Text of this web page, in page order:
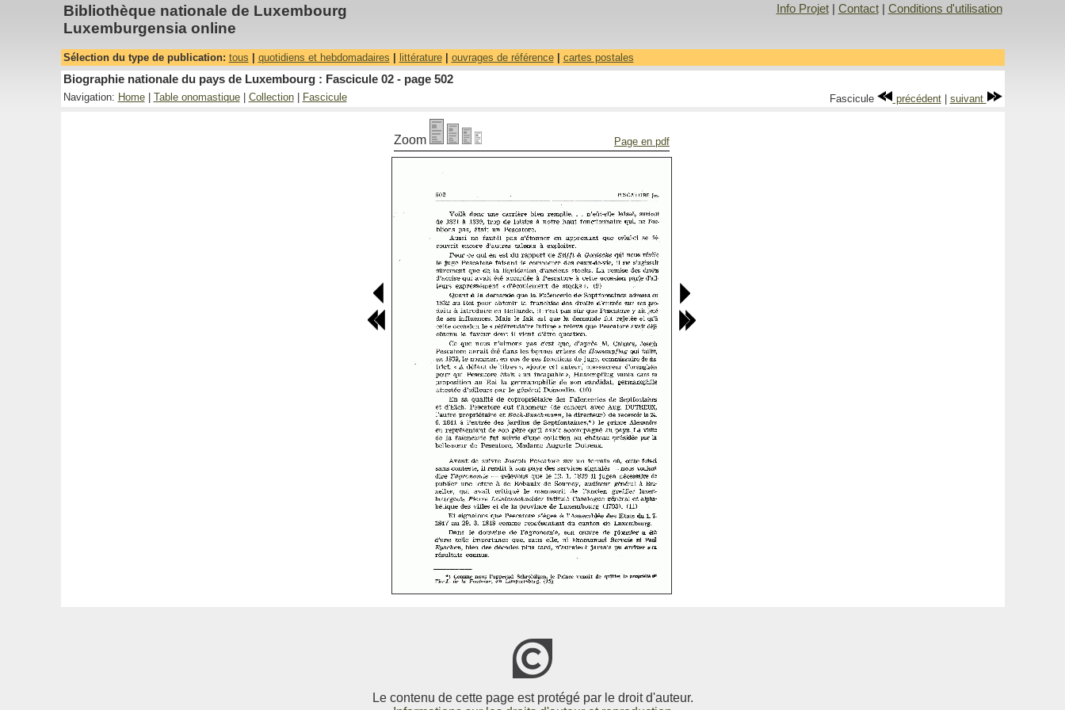
Bibliothèque nationale de Luxembourg
Luxemburgensia online
Info Projet| Contact| Conditions d'utilisation
Sélection du type de publication: tous quotidiens et hebdomadaires littérature| ouvrages de référence| cartes postales
Biographie nationale du pays de Luxembourg : Fascicule 02 - page 502
Navigation: Home| Table onomastique| Collection| Fascicule Fascicule précédent| suivant
Zoom Page en pdf
Le contenu de cette page est protégé par le droit d'auteur.